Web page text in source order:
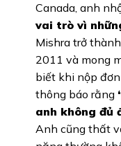
Canada, anh
vai trò vì
Mishra trở
2011 và mong
biết khi nộp
thông báo rằng
anh không đủ
Anh cũng thất